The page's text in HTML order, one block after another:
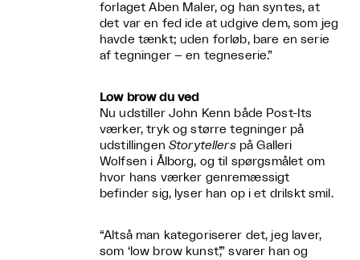
forlaget Aben Maler, og han syntes, at
det var en fed ide at udgive dem, som jeg
havde tænkt; uden forløb, bare en serie
af tegninger – en tegneserie.”
Low brow du ved
Nu udstiller John Kenn både Post-Its
værker, tryk og større tegninger på
udstillingen Storytellerspå Galleri
Wolfsen i Ålborg, og til spørgsmålet om
hvor hans værker genremæssigt
befinder sig, lyser han op i et drilskt smil.
“Altså man kategoriserer det, jeg laver,
som ‘low brow kunst’,” svarer han og